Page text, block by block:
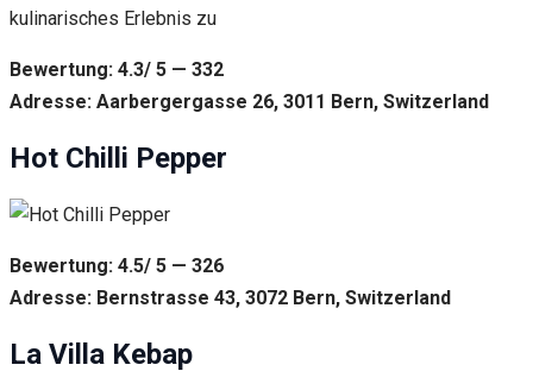
kulinarisches Erlebnis zu
Bewertung: 4.3/ 5 — 332
Adresse: Aarbergergasse 26, 3011 Bern, Switzerland
Hot Chilli Pepper
Bewertung: 4.5/ 5 — 326
Adresse: Bernstrasse 43, 3072 Bern, Switzerland
La Villa Kebap